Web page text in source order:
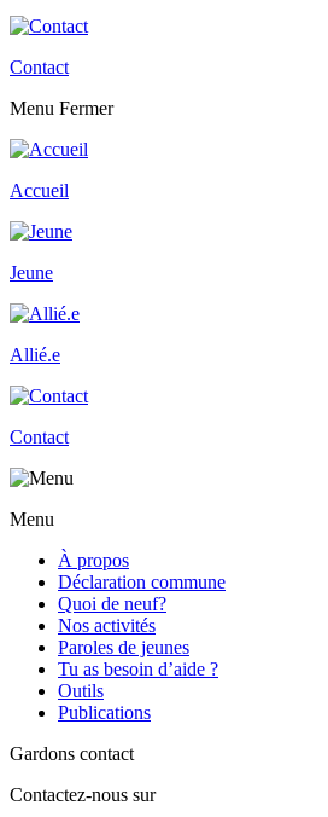
Contact
Menu Fermer
Accueil
Jeune
Allié.e
Contact
Menu
À propos
Déclaration commune
Quoi de neuf?
Nos activités
Paroles de jeunes
Tu as besoin d’aide ?
Outils
Publications
Gardons contact
Contactez-nous sur